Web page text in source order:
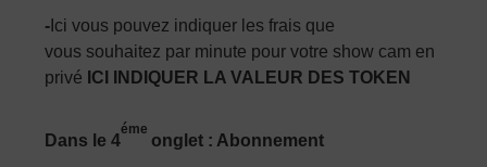
- Ici vous pouvez indiquer les frais que
vous souhaitez par minute pour votre show cam en
privé ICI INDIQUER LA VALEUR DES TOKEN
Dans le 4
éme
onglet : Abonnement